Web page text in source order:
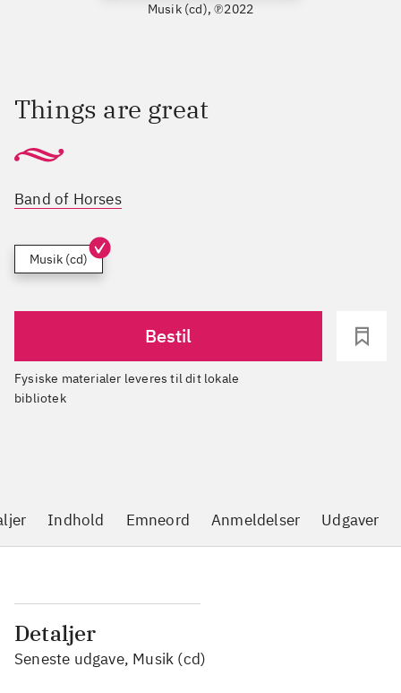
Musik (cd), ℗2022
Things are great
Band of Horses
Musik (cd)
Bestil
Fysiske materialer leveres til dit lokale
bibliotek
Indhold Emneord Anmeldelser Udgaver
Detaljer
Seneste udgave, Musik (cd)